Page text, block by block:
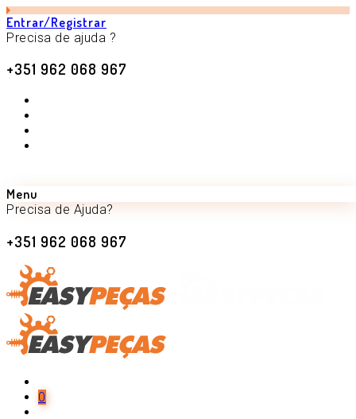
Entrar/Registrar
Precisa de ajuda ?
+351 962 068 967
Menu
Precisa de Ajuda?
+351 962 068 967
0